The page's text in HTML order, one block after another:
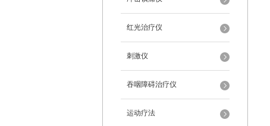
红光治疗仪
刺激仪
吞咽障碍治疗仪
运动疗法